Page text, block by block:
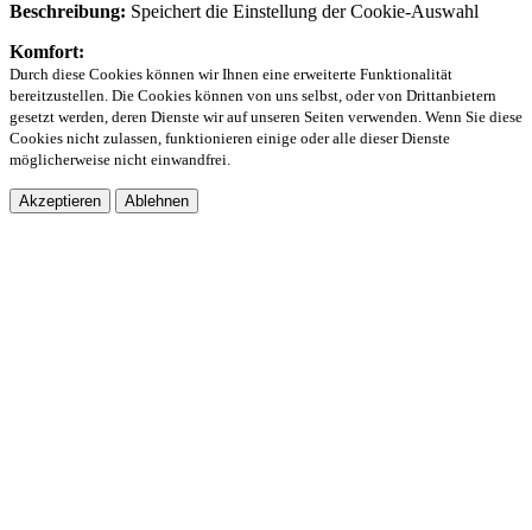
Beschreibung: Speichert die Einstellung der Cookie-Auswahl
Komfort:
Durch diese Cookies können wir Ihnen eine erweiterte Funktionalität
bereitzustellen. Die Cookies können von uns selbst, oder von Drittanbietern
gesetzt werden, deren Dienste wir auf unseren Seiten verwenden. Wenn Sie diese
Cookies nicht zulassen, funktionieren einige oder alle dieser Dienste
möglicherweise nicht einwandfrei.
Akzeptieren Ablehnen